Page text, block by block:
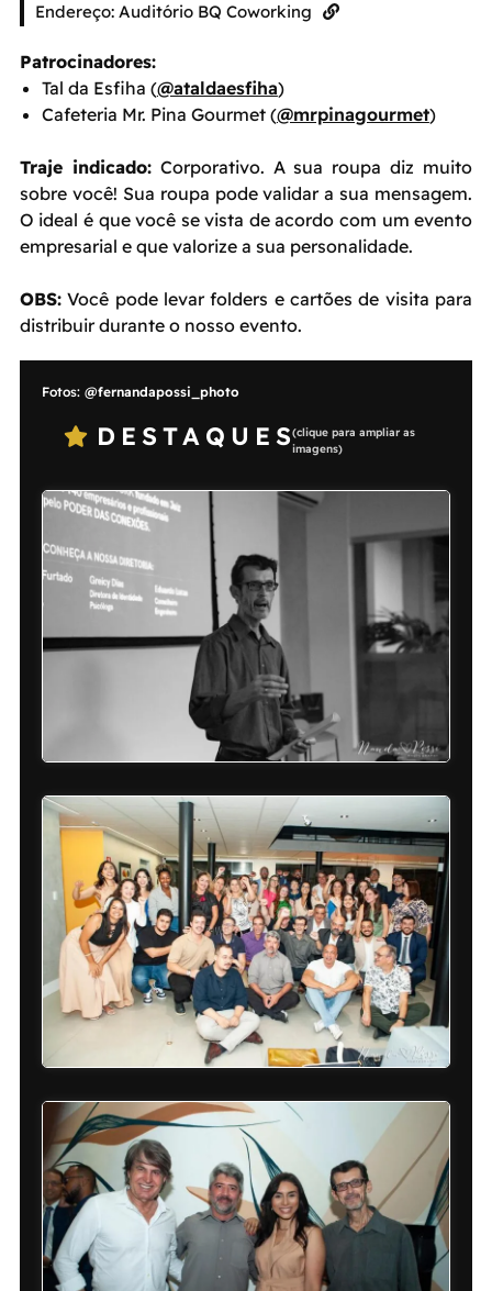
Endereço: Auditório BQ Coworking
Patrocinadores:
Tal da Esfiha (@ataldaesfiha)
Cafeteria Mr. Pina Gourmet (@mrpinagourmet)
Traje indicado:Corporativo. A sua roupa diz muito
sobre você! Sua roupa pode validar a sua mensagem.
O ideal é que você se vista de acordo com um evento
empresarial e que valorize a sua personalidade.
OBS:Você pode levar folders e cartões de visita para
distribuir durante o nosso evento.
Fotos: @fernandapossi_photo
DESTAQUES(clique para ampliar as
imagens)